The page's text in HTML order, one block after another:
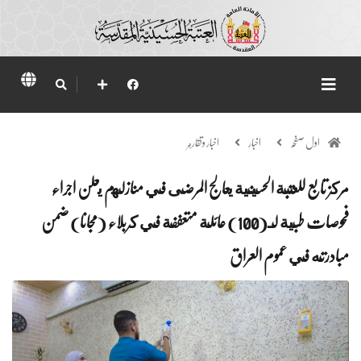
اول صفحہ اخبار اخبار وتقارير
مركز تابع للعتبة الحسينية يعالج المرضى في منازلهم يعلن اجراء
فحوصات طبية لـ(100) عائلة متعففة في كربلاء (مجانا) ضمن
مبادرته في عموم العراق